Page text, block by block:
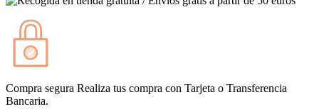
Compra segura Realiza tus compra con Tarjeta o Transferencia
Bancaria.